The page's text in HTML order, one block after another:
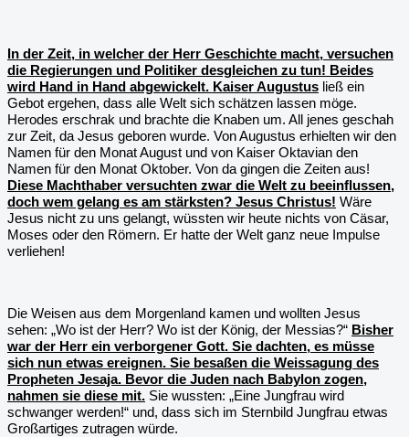
In der Zeit, in welcher der Herr Geschichte macht, versuchen
die Regierungen und Politiker desgleichen zu tun! Beides
wird Hand in Hand abgewickelt. Kaiser Augustus ließ ein
Gebot ergehen, dass alle Welt sich schätzen lassen möge.
Herodes erschrak und brachte die Knaben um. All jenes geschah
zur Zeit, da Jesus geboren wurde. Von Augustus erhielten wir den
Namen für den Monat August und von Kaiser Oktavian den
Namen für den Monat Oktober. Von da gingen die Zeiten aus!
Diese Machthaber versuchten zwar die Welt zu beeinflussen,
doch wem gelang es am stärksten? Jesus Christus! Wäre
Jesus nicht zu uns gelangt, wüssten wir heute nichts von Cäsar,
Moses oder den Römern. Er hatte der Welt ganz neue Impulse
verliehen!
Die Weisen aus dem Morgenland kamen und wollten Jesus
sehen: „Wo ist der Herr? Wo ist der König, der Messias?“ Bisher
war der Herr ein verborgener Gott. Sie dachten, es müsse
sich nun etwas ereignen. Sie besaßen die Weissagung des
Propheten Jesaja. Bevor die Juden nach Babylon zogen,
nahmen sie diese mit. Sie wussten: „Eine Jungfrau wird
schwanger werden!“ und, dass sich im Sternbild Jungfrau etwas
Großartiges zutragen würde.